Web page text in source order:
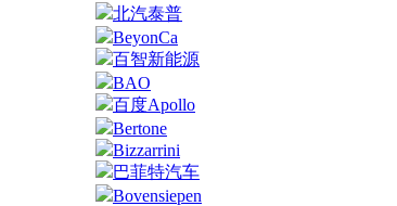
北汽泰普
BeyonCa
百智新能源
BAO
百度Apollo
Bertone
Bizzarrini
巴菲特汽车
Bovensiepen